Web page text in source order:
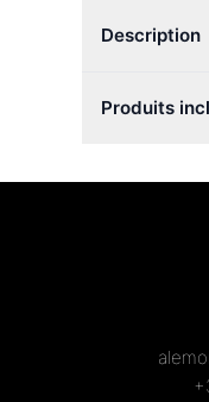
Description
Produits